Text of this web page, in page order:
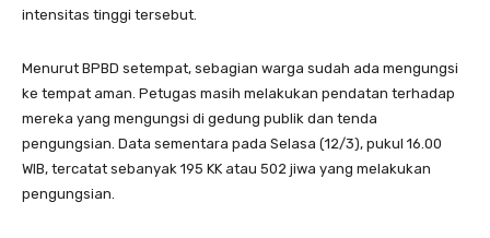
intensitas tinggi tersebut.
Menurut BPBD setempat, sebagian warga sudah ada mengungsi
ke tempat aman. Petugas masih melakukan pendatan terhadap
mereka yang mengungsi di gedung publik dan tenda
pengungsian. Data sementara pada Selasa (12/3), pukul 16.00
WIB, tercatat sebanyak 195 KK atau 502 jiwa yang melakukan
pengungsian.